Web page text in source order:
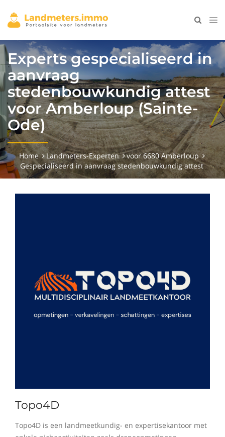
Experts gespecialiseerd in
aanvraag
stedenbouwkundig attest
voor Amberloup (Sainte-
Ode)
Home Landmeters-Experten
voor 6680 Amberloup
Gespecialiseerd in aanvraag stedenbouwkundig attest
Topo4D
Topo4D is een landmeetkundig- en expertisekantoor met